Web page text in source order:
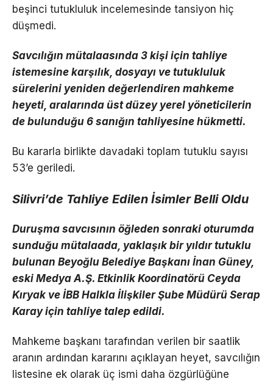
beşinci tutukluluk incelemesinde tansiyon hiç
düşmedi.
Savcılığın mütalaasında 3 kişi için tahliye
istemesine karşılık, dosyayı ve tutukluluk
sürelerini yeniden değerlendiren mahkeme
heyeti, aralarında üst düzey yerel yöneticilerin
de bulunduğu 6 sanığın tahliyesine hükmetti.
Bu kararla birlikte davadaki toplam tutuklu sayısı
53’e geriledi.
Silivri’de Tahliye Edilen İsimler Belli Oldu
Duruşma savcısının öğleden sonraki oturumda
sunduğu mütalaada, yaklaşık bir yıldır tutuklu
bulunan Beyoğlu Belediye Başkanı İnan Güney,
eski Medya A.Ş. Etkinlik Koordinatörü Ceyda
Kıryak ve İBB Halkla İlişkiler Şube Müdürü Serap
Karay için tahliye talep edildi.
Mahkeme başkanı tarafından verilen bir saatlik
aranın ardından kararını açıklayan heyet, savcılığın
listesine ek olarak üç ismi daha özgürlüğüne